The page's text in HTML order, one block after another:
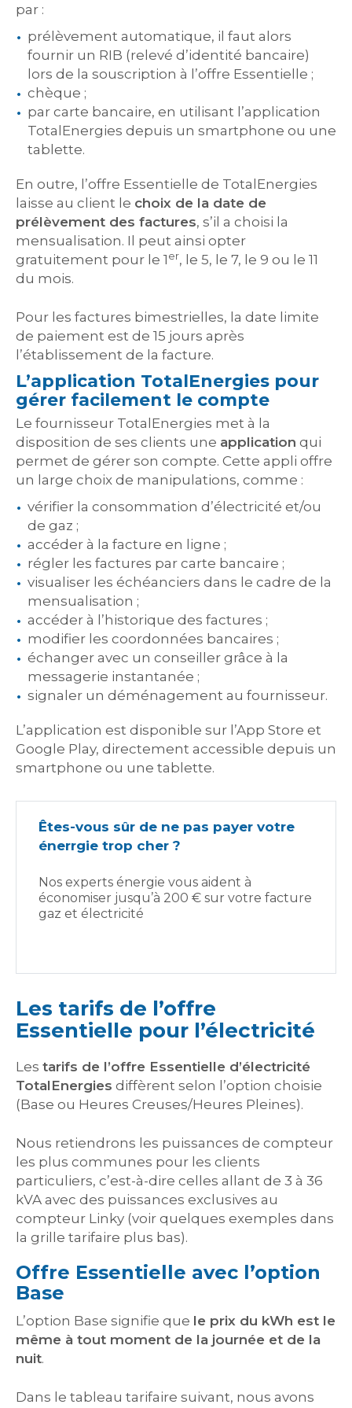
par :
prélèvement automatique, il faut alors
fournir un RIB (relevé d’identité bancaire)
lors de la souscription à l’offre Essentielle ;
chèque ;
par carte bancaire, en utilisant l’application
TotalEnergies depuis un smartphone ou une
tablette.
En outre, l’offre Essentielle de TotalEnergies
laisse au client le choix de la date de
prélèvement des factures, s’il a choisi la
mensualisation. Il peut ainsi opter
gratuitement pour le 1 er, le 5, le 7, le 9 ou le 11
du mois.
Pour les factures bimestrielles, la date limite
de paiement est de 15 jours après
l’établissement de la facture.
L’application TotalEnergies pour
gérer facilement le compte
Le fournisseur TotalEnergies met à la
disposition de ses clients une application qui
permet de gérer son compte. Cette appli offre
un large choix de manipulations, comme :
vérifier la consommation d’électricité et/ou
de gaz ;
accéder à la facture en ligne ;
régler les factures par carte bancaire ;
visualiser les échéanciers dans le cadre de la
mensualisation ;
accéder à l’historique des factures ;
modifier les coordonnées bancaires ;
échanger avec un conseiller grâce à la
messagerie instantanée ;
signaler un déménagement au fournisseur.
L’application est disponible sur l’App Store et
Google Play, directement accessible depuis un
smartphone ou une tablette.
Êtes-vous sûr de ne pas payer votre
énerrgie trop cher ?
Nos experts énergie vous aident à
économiser jusqu’à 200 € sur votre facture
gaz et électricité
Les tarifs de l’offre
Essentielle pour l’électricité
Les tarifs de l’offre Essentielle d’électricité
TotalEnergies diffèrent selon l’option choisie
(Base ou Heures Creuses/Heures Pleines).
Nous retiendrons les puissances de compteur
les plus communes pour les clients
particuliers, c’est-à-dire celles allant de 3 à 36
kVA avec des puissances exclusives au
compteur Linky (voir quelques exemples dans
la grille tarifaire plus bas).
Offre Essentielle avec l’option
Base
L’option Base signifie que le prix du kWh est le
même à tout moment de la journée et de la
nuit.
Dans le tableau tarifaire suivant, nous avons